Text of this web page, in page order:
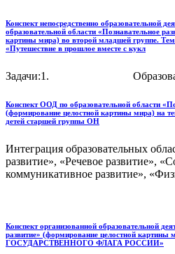
Конспект непосредственно образовательной
образовательной области «Познавательное
картины мира) во второй младшей группе.
«Путешествие в прошлое вместе с кукл
Задачи:1.
Конспект ООД по образовательной области
(формирование целостной картины мира) на
детей старшей группы ОН
Интеграция образовательных
развитие», «Речевое развитие»,
коммуникативное развитие»,
Конспект организованной образовательной
развитие» (формирование целостной
ГОСУДАРСТВЕННОГО ФЛАГА РОССИИ»